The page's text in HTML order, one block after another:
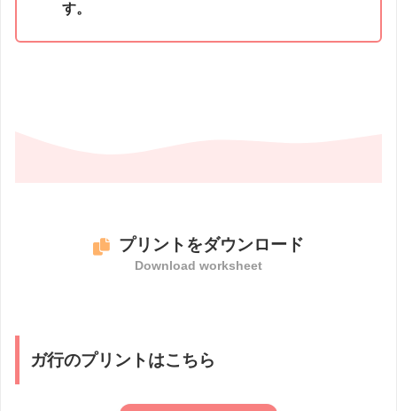
す。
プリントをダウンロード
Download worksheet
ガ行のプリントはこちら